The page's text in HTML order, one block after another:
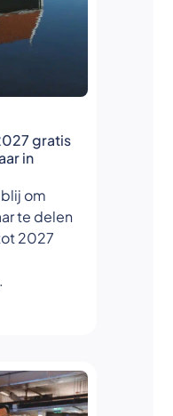
gratis
in
om
te delen
2027